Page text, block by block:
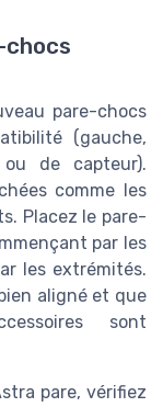
chocs
pare-chocs
(gauche,
de capteur).
comme les
Placez le pare-
par les
les extrémités.
aligné et que
sont
pare, vérifiez